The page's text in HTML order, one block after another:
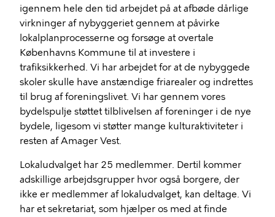
igennem hele den tid arbejdet på at afbøde dårlige
virkninger af nybyggeriet gennem at påvirke
lokalplanprocesserne og forsøge at overtale
Københavns Kommune til at investere i
trafiksikkerhed. Vi har arbejdet for at de nybyggede
skoler skulle have anstændige friarealer og indrettes
til brug af foreningslivet. Vi har gennem vores
bydelspulje støttet tilblivelsen af foreninger i de nye
bydele, ligesom vi støtter mange kulturaktiviteter i
resten af Amager Vest.
Lokaludvalget har 25 medlemmer. Dertil kommer
adskillige arbejdsgrupper hvor også borgere, der
ikke er medlemmer af lokaludvalget, kan deltage. Vi
har et sekretariat, som hjælper os med at finde